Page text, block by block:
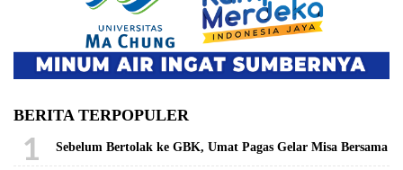
BERITA TERPOPULER
1 Sebelum Bertolak ke GBK, Umat Pagas Gelar Misa Bersama